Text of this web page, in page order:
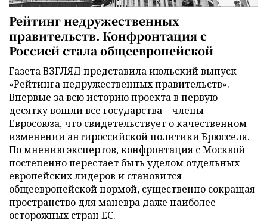
Рейтинг недружественных
правительств. Конфронтация с
Россией стала общеевропейской
Газета ВЗГЛЯД представила июльский выпуск
«Рейтинга недружественных правительств».
Впервые за всю историю проекта в первую
десятку вошли все государства – члены
Евросоюза, что свидетельствует о качественном
изменении антироссийской политики Брюсселя.
По мнению экспертов, конфронтация с Москвой
постепенно перестает быть уделом отдельных
европейских лидеров и становится
общеевропейской нормой, существенно сокращая
пространство для маневра даже наиболее
осторожных стран ЕС.